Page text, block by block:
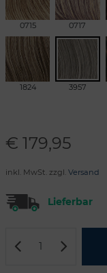
0715 0717
1824 3957
€ 179,95
inkl. MwSt. zzgl. Versand
Lieferbar